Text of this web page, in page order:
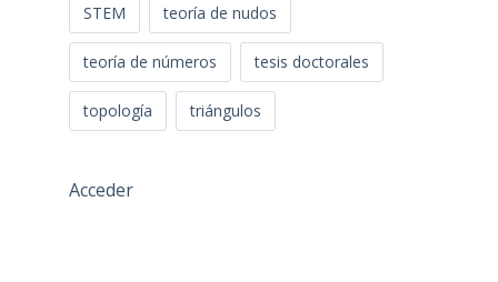
STEM teoría de nudos
teoría de números tesis doctorales
topología triángulos
Acceder